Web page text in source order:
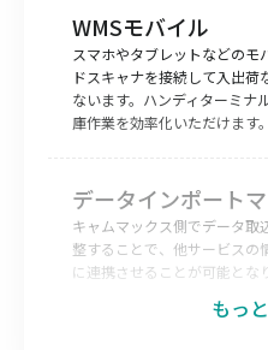
WMSモバイル
スマホやタブレットなどのモ
ドスキャナを接続して入出荷
ないます。ハンディターミナ
庫作業を効率化いただけます。
データインポート
キャムマックス側でデータ取
整することで、他サービスの
に連携させることが可能とな
もっ